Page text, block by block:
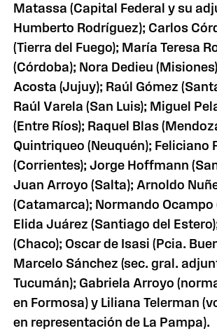
Matassa (Capital Federal y su
Humberto Rodríguez); Carlos
(Tierra del Fuego); María Teresa
(Córdoba); Nora Dedieu
Acosta (Jujuy); Raúl Gómez
Raúl Varela (San Luis); Miguel
(Entre Ríos); Raquel Blas
Quintriqueo (Neuquén); Feliciano
(Corrientes); Jorge Hoffmann
Juan Arroyo (Salta); Arnoldo
(Catamarca); Normando Ocampo
Elida Juárez (Santiago del
(Chaco); Oscar de Isasi (Pcia.
Marcelo Sánchez (sec. gral.
Tucumán); Gabriela Arroyo
en Formosa) y Liliana Telerman
en representación de La Pampa).